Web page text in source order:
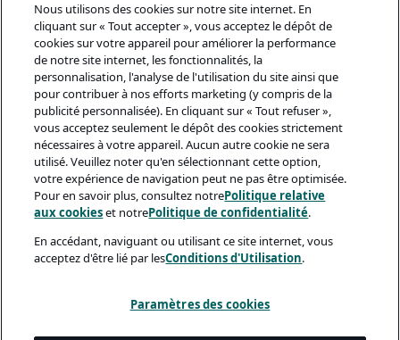
Nous utilisons des cookies sur notre site internet. En
cliquant sur « Tout accepter », vous acceptez le dépôt de
cookies sur votre appareil pour améliorer la performance
de notre site internet, les fonctionnalités, la
personnalisation, l'analyse de l'utilisation du site ainsi que
pour contribuer à nos efforts marketing (y compris de la
publicité personnalisée). En cliquant sur « Tout refuser »,
vous acceptez seulement le dépôt des cookies strictement
nécessaires à votre appareil. Aucun autre cookie ne sera
utilisé. Veuillez noter qu'en sélectionnant cette option,
votre expérience de navigation peut ne pas être optimisée.
Pour en savoir plus, consultez notrePolitique relative
aux cookieset notrePolitique de confidentialité.
En accédant, naviguant ou utilisant ce site internet, vous
acceptez d'être lié par lesConditions d'Utilisation.
Paramètres des cookies